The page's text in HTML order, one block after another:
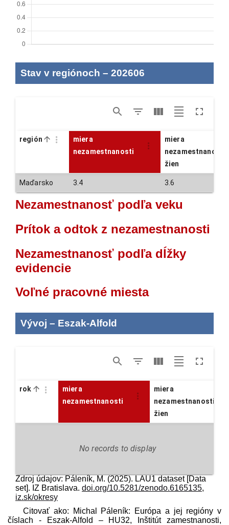
Stav v regiónoch – 202606
región
miera
nezamestnanosti
miera
nezamestnanosti
žien
Maďarsko 3.4 3.6
Nezamestnanosť podľa veku
Prítok a odtok z nezamestnanosti
Nezamestnanosť podľa dĺžky
evidencie
Voľné pracovné miesta
Vývoj – Eszak-Alfold
rok
miera
nezamestnanosti
miera
nezamestnanosti
žien
No records to display
Zdroj údajov: Páleník, M. (2025). LAU1 dataset [Data
set]. IZ Bratislava. doi.org/10.5281/zenodo.6165135,
iz.sk/okresy
Citovať ako: Michal Páleník: Európa a jej regióny v
číslach - Eszak-Alfold – HU32, Inštitút zamestnanosti,